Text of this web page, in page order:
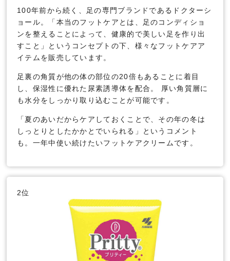
100年前から続く、足の専門ブランドであるドクターシ
ョール。「本当のフットケアとは、足のコンディショ
ンを整えることによって、健康的で美しい足を作り出
すこと」というコンセプトの下、様々なフットケアア
イテムを販売しています。
足裏の角質が他の体の部位の20倍もあることに着目
し、保湿性に優れた尿素誘導体を配合。 厚い角質層に
も水分をしっかり取り込むことが可能です。
「夏のあいだからケアしておくことで、その年の冬は
しっとりとしたかかとでいられる」というコメント
も。一年中使い続けたいフットケアクリームです。
2位